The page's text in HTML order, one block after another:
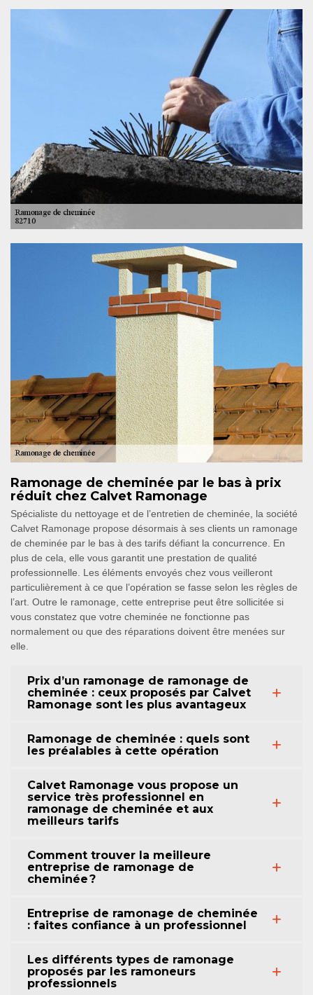
Ramonage de cheminée par le bas à prix
réduit chez Calvet Ramonage
Spécialiste du nettoyage et de l’entretien de cheminée, la société
Calvet Ramonage propose désormais à ses clients un ramonage
de cheminée par le bas à des tarifs défiant la concurrence. En
plus de cela, elle vous garantit une prestation de qualité
professionnelle. Les éléments envoyés chez vous veilleront
particulièrement à ce que l’opération se fasse selon les règles de
l’art. Outre le ramonage, cette entreprise peut être sollicitée si
vous constatez que votre cheminée ne fonctionne pas
normalement ou que des réparations doivent être menées sur
elle.
Prix d’un ramonage de ramonage de
cheminée : ceux proposés par Calvet
Ramonage sont les plus avantageux
Ramonage de cheminée : quels sont
les préalables à cette opération
Calvet Ramonage vous propose un
service très professionnel en
ramonage de cheminée et aux
meilleurs tarifs
Comment trouver la meilleure
entreprise de ramonage de
cheminée ?
Entreprise de ramonage de cheminée
: faites confiance à un professionnel
Les différents types de ramonage
proposés par les ramoneurs
professionnels